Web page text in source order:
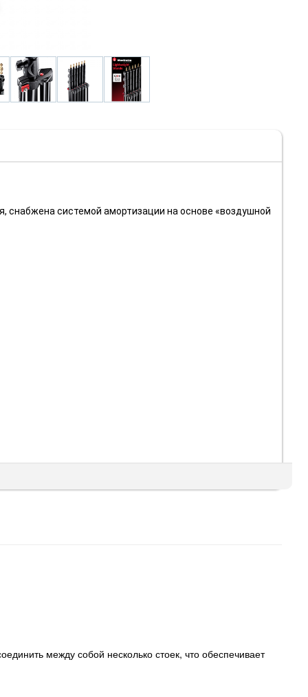
снабжена системой амортизации на основе «воздушной
между собой несколько стоек, что обеспечивает